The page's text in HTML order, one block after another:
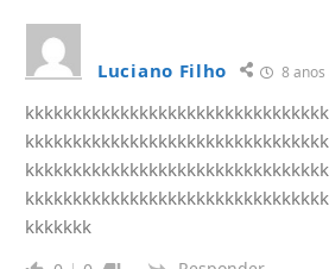
Luciano Filho 8
kkkkkkk